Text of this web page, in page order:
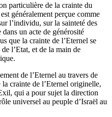
particulière de la crainte du
généralement perçue comme
l’individu, sur la sainteté des
un acte de générosité
que la crainte de l’Eternel se
l’Etat, et de la main de
de l’Eternel au travers de
crainte de l’Eternel originelle,
qui a pour sujet la direction
universel au peuple d’Israël au